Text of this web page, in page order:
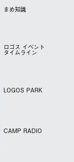
まめ知識
ロゴス イベント
タイムライン
LOGOS PARK
CAMP RADIO